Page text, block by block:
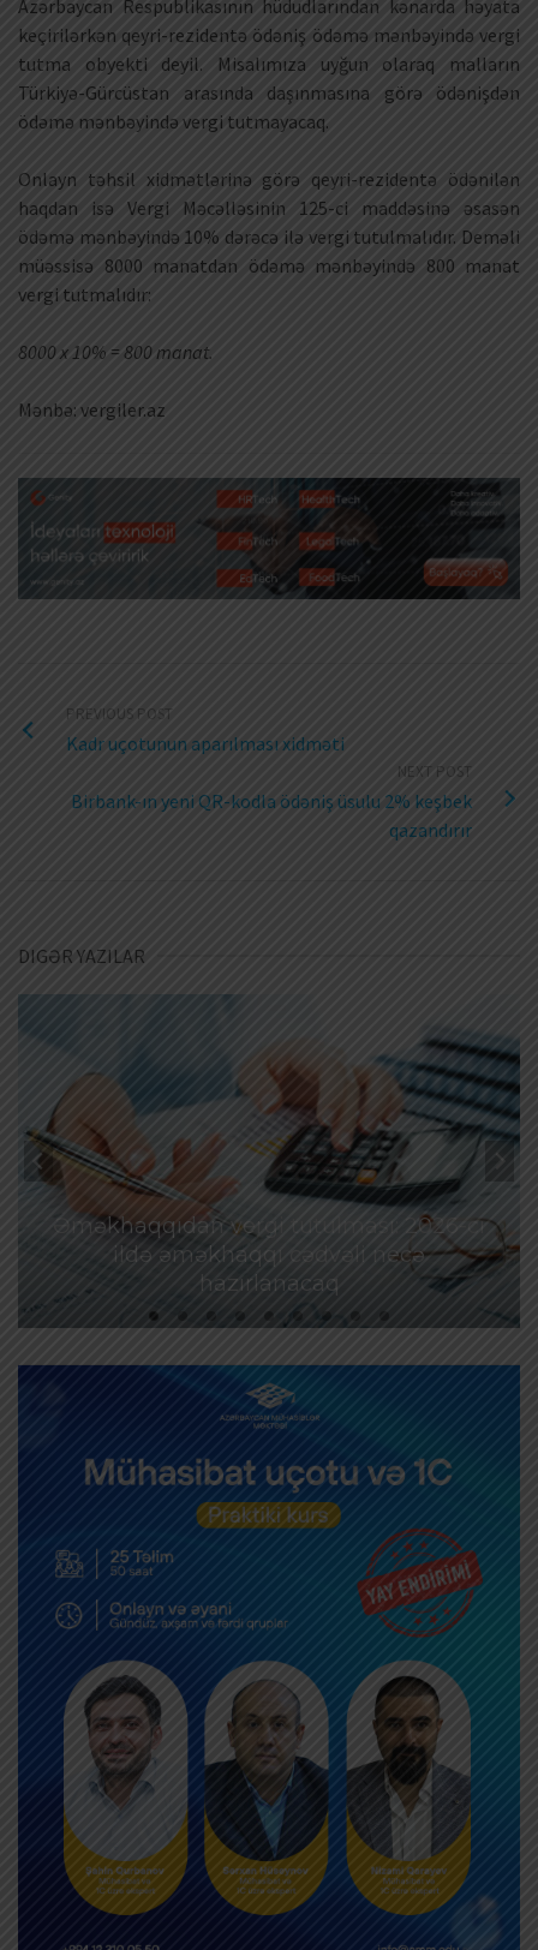
Azərbaycan Respublikasının hüdudlarından kənarda həyata
keçirilərkən qeyri-rezidentə ödəniş ödəmə mənbəyində vergi
tutma obyekti deyil. Misalımıza uyğun olaraq malların
Türkiyə-Gürcüstan arasında daşınmasına görə ödənişdən
ödəmə mənbəyində vergi tutmayacaq.
Onlayn təhsil xidmətlərinə görə qeyri-rezidentə ödənilən
haqdan isə Vergi Məcəlləsinin 125-ci maddəsinə əsasən
ödəmə mənbəyində 10% dərəcə ilə vergi tutulmalıdır. Deməli
müəssisə 8000 manatdan ödəmə mənbəyində 800 manat
vergi tutmalıdır:
8000 x 10% = 800 manat.
Mənbə: vergiler.az
PREVIOUS POST
Kadr uçotunun aparılması xidməti
NEXT POST
Birbank-ın yeni QR-kodla ödəniş üsulu 2% keşbek
qazandırır
DIGƏR YAZILAR
Əməkhaqqıdan vergi tutulması: 2026-cı
ildə əməkhaqqı cədvəli necə
hazırlanacaq